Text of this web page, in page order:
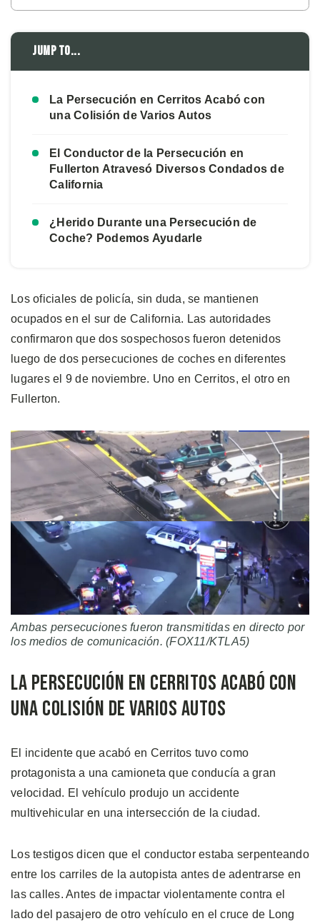
Jump to...
La Persecución en Cerritos Acabó con
una Colisión de Varios Autos
El Conductor de la Persecución en
Fullerton Atravesó Diversos Condados de
California
¿Herido Durante una Persecución de
Coche? Podemos Ayudarle
Los oficiales de policía, sin duda, se mantienen
ocupados en el sur de California. Las autoridades
confirmaron que dos sospechosos fueron detenidos
luego de dos persecuciones de coches en diferentes
lugares el 9 de noviembre. Uno en Cerritos, el otro en
Fullerton.
Ambas persecuciones fueron transmitidas en directo por
los medios de comunicación. (FOX11/KTLA5)
La Persecución en Cerritos Acabó con
una Colisión de Varios Autos
El incidente que acabó en Cerritos tuvo como
protagonista a una camioneta que conducía a gran
velocidad. El vehículo produjo un accidente
multivehicular en una intersección de la ciudad.
Los testigos dicen que el conductor estaba serpenteando
entre los carriles de la autopista antes de adentrarse en
las calles. Antes de impactar violentamente contra el
lado del pasajero de otro vehículo en el cruce de Long